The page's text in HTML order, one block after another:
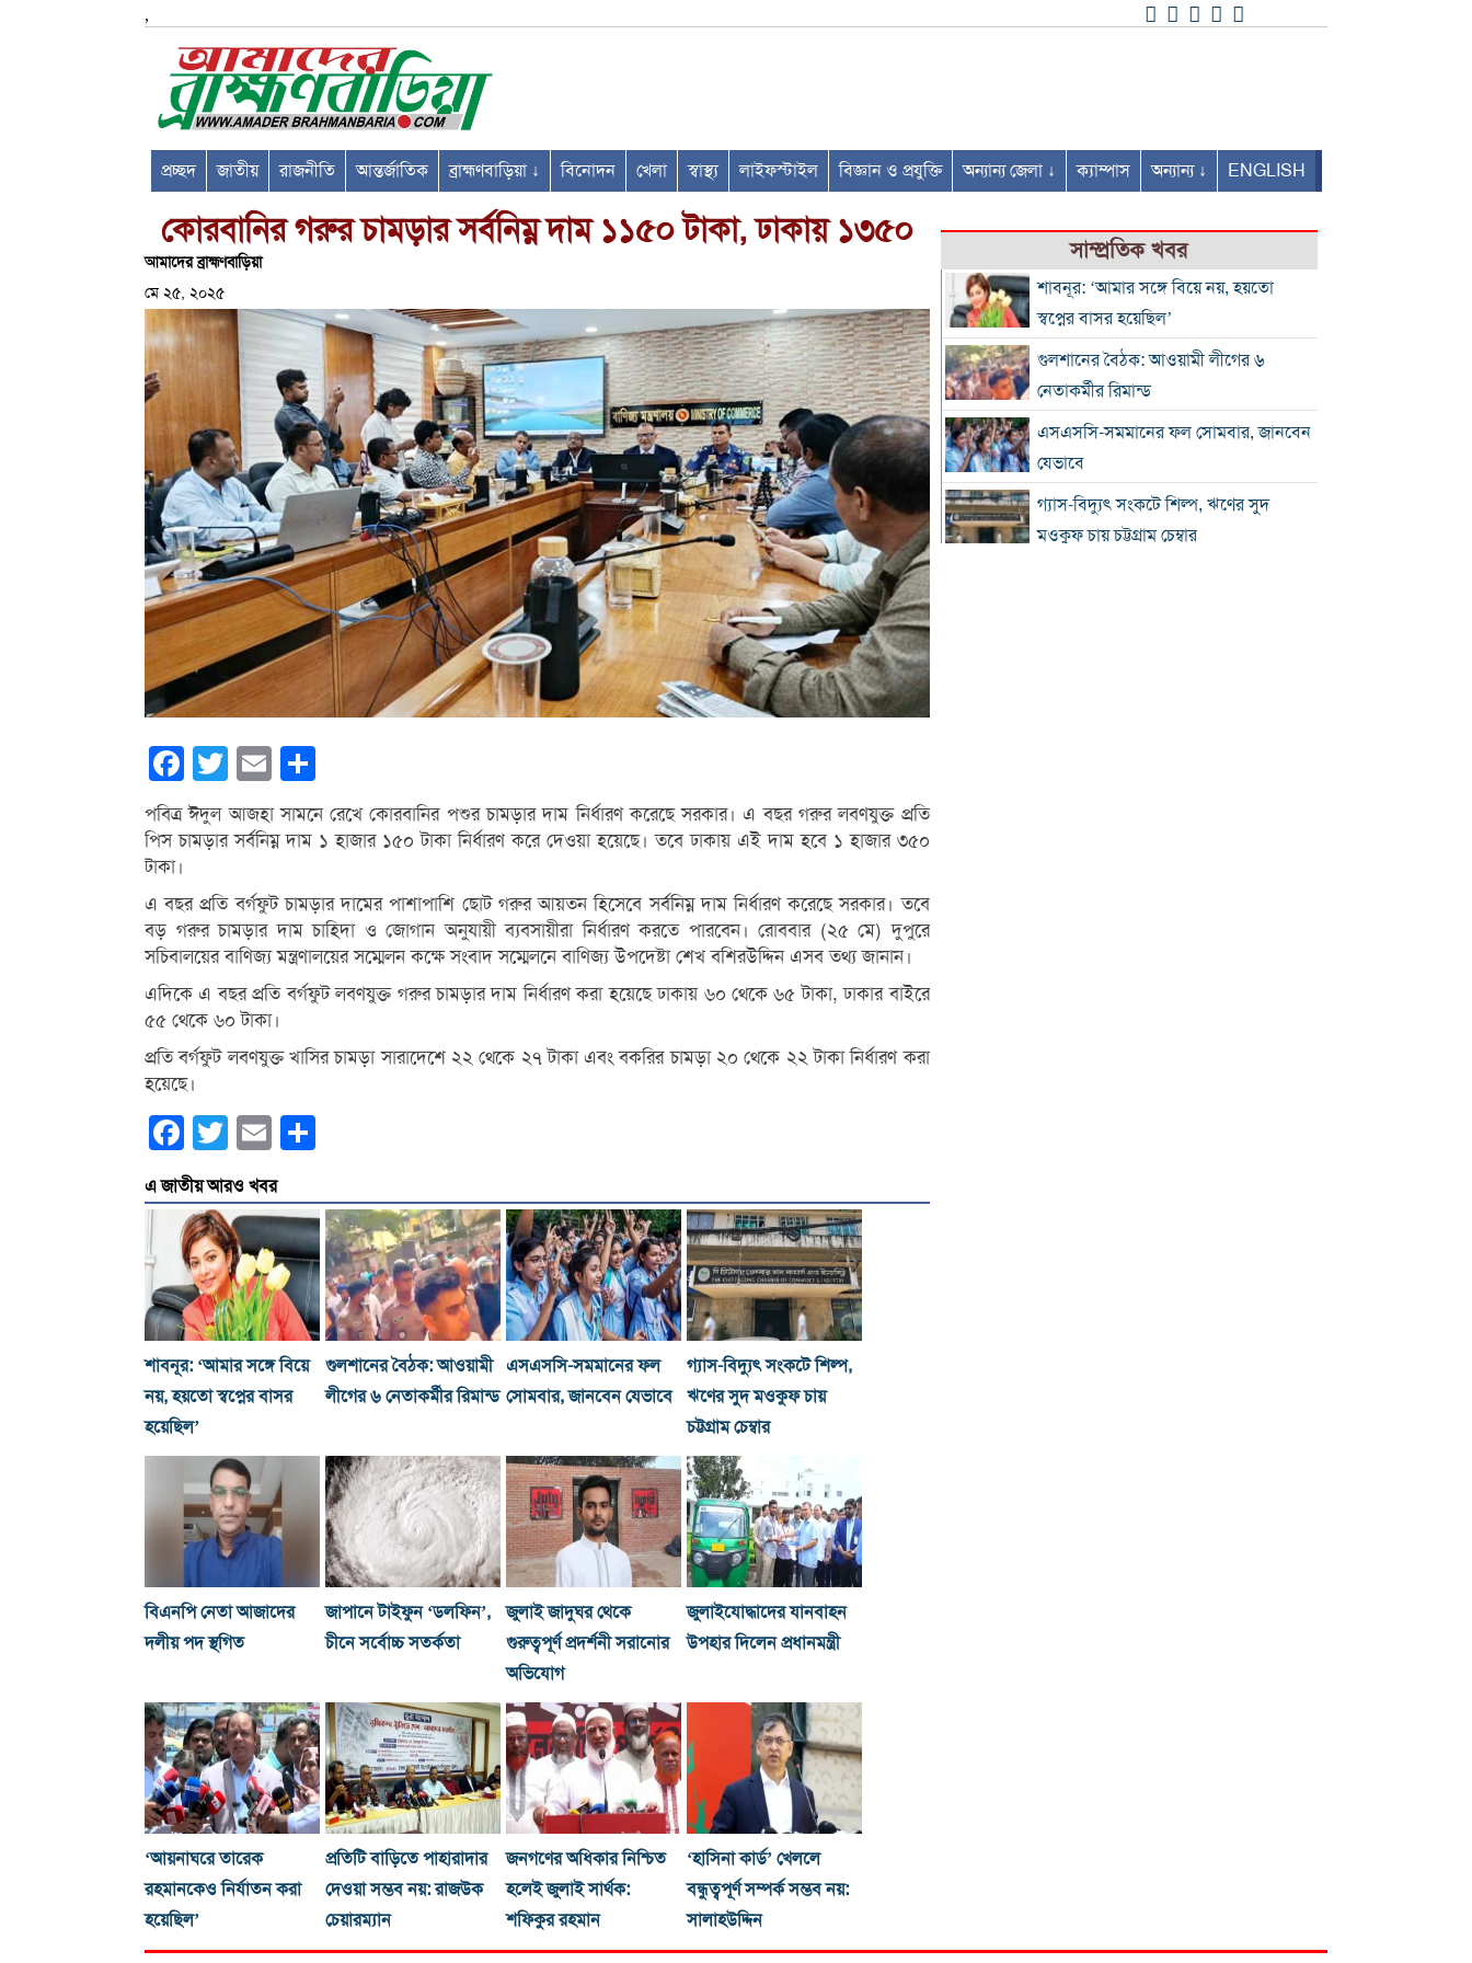
,
প্রচ্ছদ জাতীয় রাজনীতি আন্তর্জাতিক ব্রাহ্মণবাড়িয়া ↓ বিনোদন খেলা স্বাস্থ্য লাইফস্টাইল বিজ্ঞান ও প্রযুক্তি অন্যান্য জেলা ↓ ক্যাম্পাস অন্যান্য ↓ ENGLISH
কোরবানির গরুর চামড়ার সর্বনিম্ন দাম ১১৫০ টাকা, ঢাকায় ১৩৫০
আমাদের ব্রাহ্মণবাড়িয়া
মে ২৫, ২০২৫
Facebook
Twitter Email
পবিত্র ঈদুল আজহা সামনে রেখে কোরবানির পশুর চামড়ার দাম নির্ধারণ করেছে সরকার। এ বছর গরুর লবণযুক্ত প্রতি
পিস চামড়ার সর্বনিম্ন দাম ১ হাজার ১৫০ টাকা নির্ধারণ করে দেওয়া হয়েছে। তবে ঢাকায় এই দাম হবে ১ হাজার ৩৫০
টাকা।
এ বছর প্রতি বর্গফুট চামড়ার দামের পাশাপাশি ছোট গরুর আয়তন হিসেবে সর্বনিম্ন দাম নির্ধারণ করেছে সরকার। তবে
বড় গরুর চামড়ার দাম চাহিদা ও জোগান অনুযায়ী ব্যবসায়ীরা নির্ধারণ করতে পারবেন। রোববার (২৫ মে) দুপুরে
সচিবালয়ের বাণিজ্য মন্ত্রণালয়ের সম্মেলন কক্ষে সংবাদ সম্মেলনে বাণিজ্য উপদেষ্টা শেখ বশিরউদ্দিন এসব তথ্য জানান।
এদিকে এ বছর প্রতি বর্গফুট লবণযুক্ত গরুর চামড়ার দাম নির্ধারণ করা হয়েছে ঢাকায় ৬০ থেকে ৬৫ টাকা, ঢাকার বাইরে
৫৫ থেকে ৬০ টাকা।
প্রতি বর্গফুট লবণযুক্ত খাসির চামড়া সারাদেশে ২২ থেকে ২৭ টাকা এবং বকরির চামড়া ২০ থেকে ২২ টাকা নির্ধারণ করা
হয়েছে।
Facebook
Twitter Email
এ জাতীয় আরও খবর
শাবনূর: ‘আমার সঙ্গে বিয়ে
নয়, হয়তো স্বপ্নের বাসর
হয়েছিল’
গুলশানের বৈঠক: আওয়ামী
লীগের ৬ নেতাকর্মীর রিমান্ড
এসএসসি-সমমানের ফল
সোমবার, জানবেন যেভাবে
গ্যাস-বিদ্যুৎ সংকটে শিল্প,
ঋণের সুদ মওকুফ চায়
চট্টগ্রাম চেম্বার
বিএনপি নেতা আজাদের
দলীয় পদ স্থগিত
জাপানে টাইফুন ‘ডলফিন’,
চীনে সর্বোচ্চ সতর্কতা
জুলাই জাদুঘর থেকে
গুরুত্বপূর্ণ প্রদর্শনী সরানোর
অভিযোগ
জুলাইযোদ্ধাদের যানবাহন
উপহার দিলেন প্রধানমন্ত্রী
‘আয়নাঘরে তারেক
রহমানকেও নির্যাতন করা
হয়েছিল’
প্রতিটি বাড়িতে পাহারাদার
দেওয়া সম্ভব নয়: রাজউক
চেয়ারম্যান
জনগণের অধিকার নিশ্চিত
হলেই জুলাই সার্থক:
শফিকুর রহমান
‘হাসিনা কার্ড’ খেললে
বন্ধুত্বপূর্ণ সম্পর্ক সম্ভব নয়:
সালাহউদ্দিন
সাম্প্রতিক খবর
শাবনূর: ‘আমার সঙ্গে বিয়ে নয়, হয়তো
স্বপ্নের বাসর হয়েছিল’
গুলশানের বৈঠক: আওয়ামী লীগের ৬
নেতাকর্মীর রিমান্ড
এসএসসি-সমমানের ফল সোমবার, জানবেন
যেভাবে
গ্যাস-বিদ্যুৎ সংকটে শিল্প, ঋণের সুদ
মওকুফ চায় চট্টগ্রাম চেম্বার